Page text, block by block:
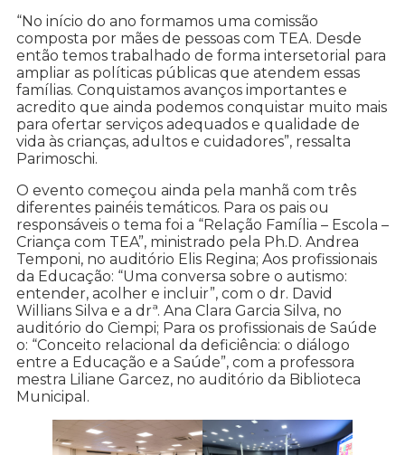
“No início do ano formamos uma comissão
composta por mães de pessoas com TEA. Desde
então temos trabalhado de forma intersetorial para
ampliar as políticas públicas que atendem essas
famílias. Conquistamos avanços importantes e
acredito que ainda podemos conquistar muito mais
para ofertar serviços adequados e qualidade de
vida às crianças, adultos e cuidadores”, ressalta
Parimoschi.
O evento começou ainda pela manhã com três
diferentes painéis temáticos. Para os pais ou
responsáveis o tema foi a “Relação Família – Escola –
Criança com TEA”, ministrado pela Ph.D. Andrea
Temponi, no auditório Elis Regina; Aos profissionais
da Educação: “Uma conversa sobre o autismo:
entender, acolher e incluir”, com o dr. David
Willians Silva e a drª. Ana Clara Garcia Silva, no
auditório do Ciempi; Para os profissionais de Saúde
o: “Conceito relacional da deficiência: o diálogo
entre a Educação e a Saúde”, com a professora
mestra Liliane Garcez, no auditório da Biblioteca
Municipal.